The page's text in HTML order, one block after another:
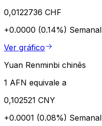
0,0122736 CHF
+0.0000 (0.14%) Semanal
Ver gráfico
Yuan Renminbi chinês
1 AFN equivale a
0,102521 CNY
+0.0001 (0.08%) Semanal